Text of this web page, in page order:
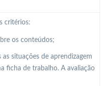
critérios:
os conteúdos;
situações de aprendizagem
ficha de trabalho. A avaliação